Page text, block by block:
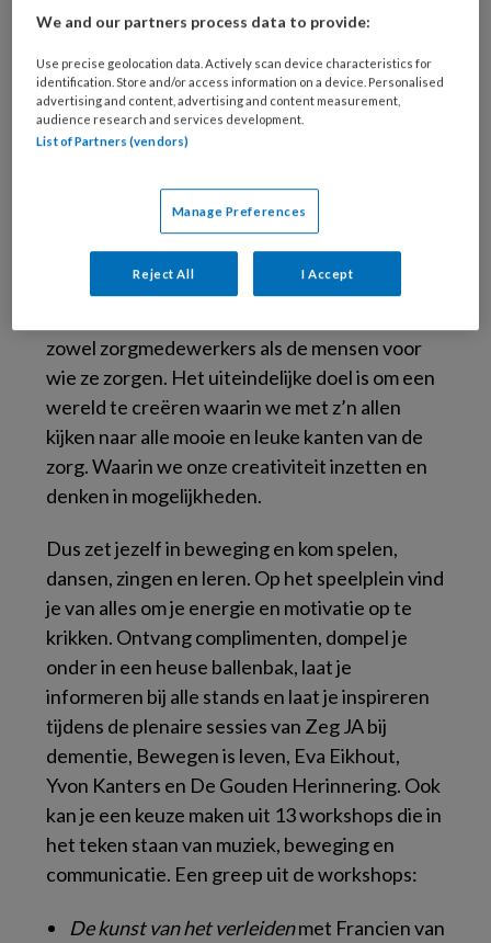
Het festival wordt georganiseerd door Joël
Kruisselbrink en Azmi Alubeid van
levenen Hanneke van de Pol en Freya Flach
Zeg JA bij dementie
. Zij willen een
zowel zorgmedewerkers als de mensen voor
wie ze zorgen. Het uiteindelijke doel is om een
wereld te creëren waarin we met z’n allen
kijken naar alle mooie en leuke kanten van de
zorg. Waarin we onze creativiteit inzetten en
denken in mogelijkheden.
Dus zet jezelf in beweging en kom spelen,
dansen, zingen en leren. Op het speelplein vind
je van alles om je energie en motivatie op te
krikken. Ontvang complimenten, dompel je
onder in een heuse ballenbak, laat je
informeren bij alle stands en laat je inspireren
tijdens de plenaire sessies van Zeg JA bij
dementie, Bewegen is leven, Eva Eikhout,
Yvon Kanters en De Gouden Herinnering. Ook
kan je een keuze maken uit 13 workshops die in
het teken staan van muziek, beweging en
communicatie. Een greep uit de workshops:
De kunst van het verleidenmet Francien van
We and our partners process data to provide:
Use precise geolocation data. Actively scan device characteristics for
identification. Store and/or access information on a device. Personalised
advertising and content, advertising and content measurement,
audience research and services development.
List of Partners (vendors)
Manage Preferences
Reject All I Accept